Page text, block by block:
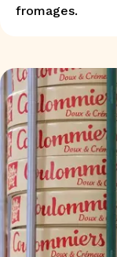
fromages.